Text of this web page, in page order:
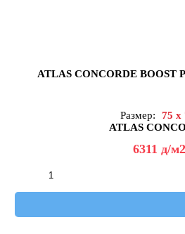
ATLAS CONCORDE BOOST
Размер:
75 x
ATLAS
6311 д/м2